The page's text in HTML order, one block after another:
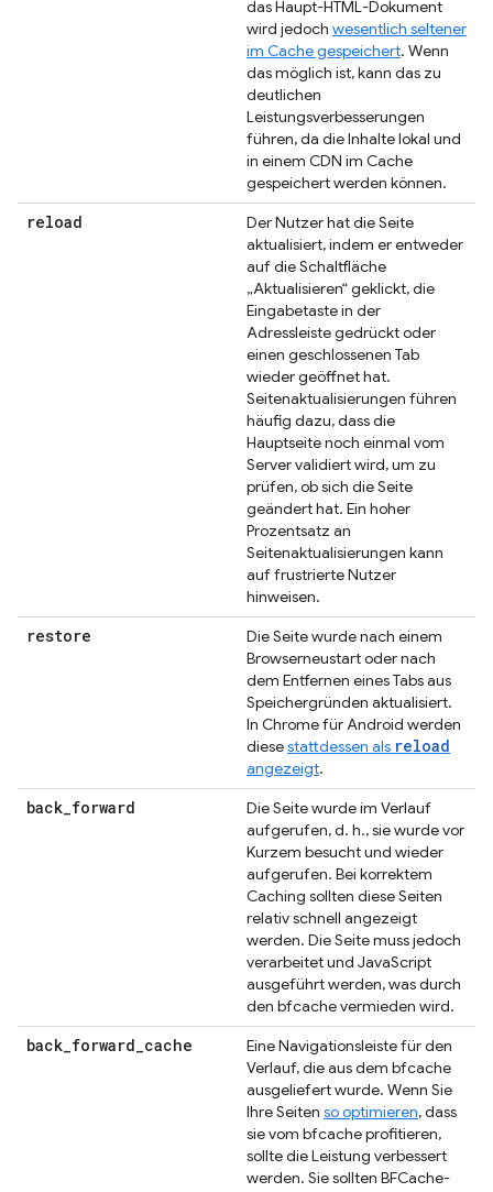
das Haupt-HTML-Dokument
wird jedoch wesentlich seltener
im Cache gespeichert. Wenn
das möglich ist, kann das zu
deutlichen
Leistungsverbesserungen
führen, da die Inhalte lokal und
in einem CDN im Cache
gespeichert werden können.
reload
Der Nutzer hat die Seite
aktualisiert, indem er entweder
auf die Schaltfläche
„Aktualisieren“ geklickt, die
Eingabetaste in der
Adressleiste gedrückt oder
einen geschlossenen Tab
wieder geöffnet hat.
Seitenaktualisierungen führen
häufig dazu, dass die
Hauptseite noch einmal vom
Server validiert wird, um zu
prüfen, ob sich die Seite
geändert hat. Ein hoher
Prozentsatz an
Seitenaktualisierungen kann
auf frustrierte Nutzer
hinweisen.
restore
Die Seite wurde nach einem
Browserneustart oder nach
dem Entfernen eines Tabs aus
Speichergründen aktualisiert.
In Chrome für Android werden
diesestattdessen als reload
angezeigt.
back_forward
Die Seite wurde im Verlauf
aufgerufen, d. h., sie wurde vor
Kurzem besucht und wieder
aufgerufen. Bei korrektem
Caching sollten diese Seiten
relativ schnell angezeigt
werden. Die Seite muss jedoch
verarbeitet und JavaScript
ausgeführt werden, was durch
den bfcache vermieden wird.
back_forward_cache
Eine Navigationsleiste für den
Verlauf, die aus dem bfcache
ausgeliefert wurde. Wenn Sie
Ihre Seiten so optimieren, dass
sie vom bfcache profitieren,
sollte die Leistung verbessert
werden. Sie sollten BFCache-